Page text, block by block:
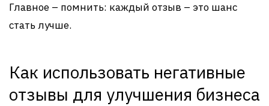
Главное – помнить: каждый отзыв – это шанс
стать лучше.
Как использовать негативные
отзывы для улучшения бизнеса